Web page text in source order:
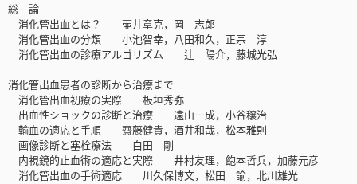
総 論
消化管出血とは？ 壷井章克，岡 志郎
消化管出血の分類 小池智幸，八田和久，正宗 淳
消化管出血の診療アルゴリズム 辻 陽介，藤城光弘
消化管出血患者の診断から治療まで
消化管出血初療の実際 板垣秀弥
出血性ショックの診断と治療 遠山一成，小谷穣治
輸血の適応と手順 齋藤健貴，酒井和哉，松本雅則
画像診断と塞栓療法 白田 剛
内視鏡的止血術の適応と実際 井村友理，飽本哲兵，加藤元彦
消化管出血の手術適応 川久保博文，松田 諭，北川雄光